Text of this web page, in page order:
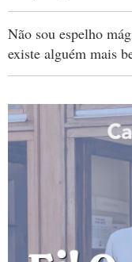
Não sou espelho
existe alguém mais